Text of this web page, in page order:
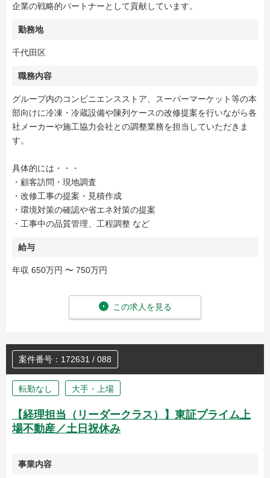
企業の戦略的パートナーとして貢献しています。
勤務地
千代田区
職務内容
グループ内のコンビニエンスストア、スーパーマーケット等の本
部向けに冷凍・冷蔵設備や陳列ケースの改修提案を行いながら各
社メーカーや施工協力会社との調整業務を担当していただきま
す。
具体的には・・・
・顧客訪問・現地調査
・改修工事の提案・見積作成
・環境対策の確認や省エネ対策の提案
・工事中の品質管理、工程調整 など
給与
年収 650万円 〜 750万円
この求人を見る
案件番号：172631 / 088
転勤なし 大手・上場
【経理担当（リーダークラス）】東証プライム上
場不動産／土日祝休み
事業内容